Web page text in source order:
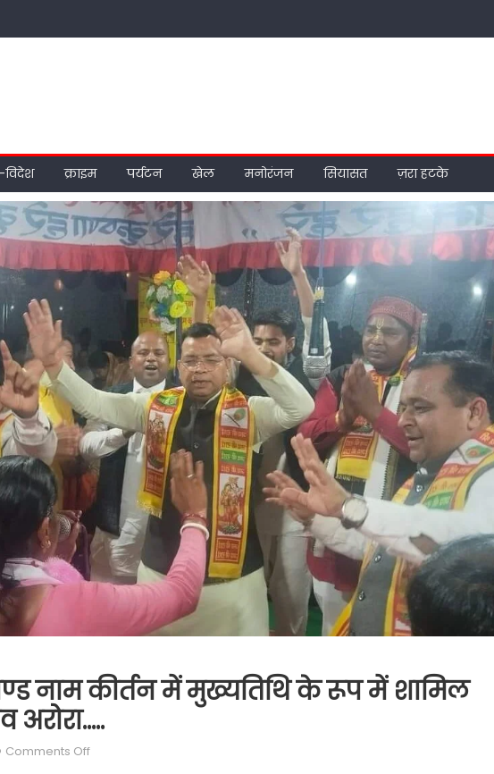
क्राइम पर्यटन खेल मनोरंजन सियासत ज़रा हटके
नाम कीर्तन में मुख्यतिथि के रूप में शामिल
अरोरा…..
Comments Offon